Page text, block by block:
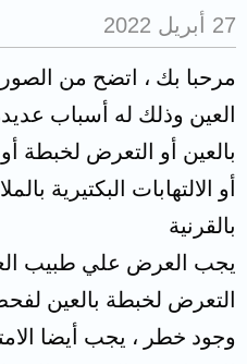
27 أبريل 2022
مرحبا بك ، اتضح من
العين وذلك له أسباب
بالعين أو التعرض لخبطة
أو الالتهابات البكتيرية
بالقرنية
يجب العرض علي طبيب
التعرض لخبطة بالعين
وجود خطر ، يجب أيضا